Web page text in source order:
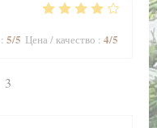
: 5/5 Цена / качество : 4/5
3